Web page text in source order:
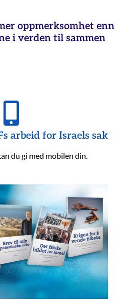
oppmerksomhet enn
i verden til sammen
arbeid for Israels sak
du gi med mobilen din.